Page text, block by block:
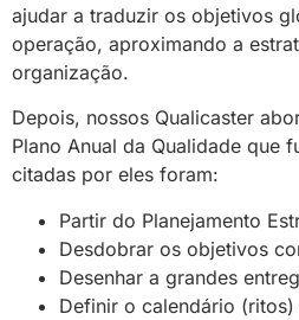
ajudar a traduzir os objetivos
operação, aproximando a
organização.
Depois, nossos Qualicaster
Plano Anual da Qualidade que
citadas por eles foram:
Partir do Planejamento
Desdobrar os objetivos
Desenhar a grandes
Definir o calendário